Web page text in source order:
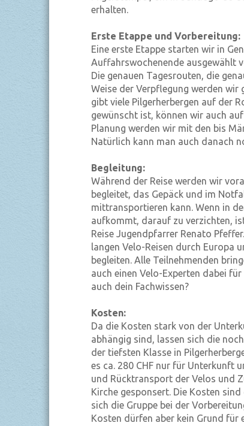
erhalten.
Erste Etappe und Vorbereitung:
Eine erste Etappe starten wir in
Auffahrswochenende ausgewählt
Die genauen Tagesrouten, die
Weise der Verpflegung werden wir
gibt viele Pilgerherbergen auf der
gewünscht ist, können wir auch
Planung werden wir mit den bis
Natürlich kann man auch danach
Begleitung:
Während der Reise werden wir
begleitet, das Gepäck und im
mittransportieren kann. Wenn in
aufkommt, darauf zu verzichten,
Reise Jugendpfarrer Renato
langen Velo-Reisen durch Europa
begleiten. Alle Teilnehmenden
auch einen Velo-Experten dabei
auch dein Fachwissen?
Kosten:
Da die Kosten stark von der
abhängig sind, lassen sich die
der tiefsten Klasse in
es ca. 280 CHF nur für Unterkunft
und Rücktransport der Velos und
Kirche gesponsert. Die Kosten
sich die Gruppe bei der
Kosten dürfen aber kein Grund für